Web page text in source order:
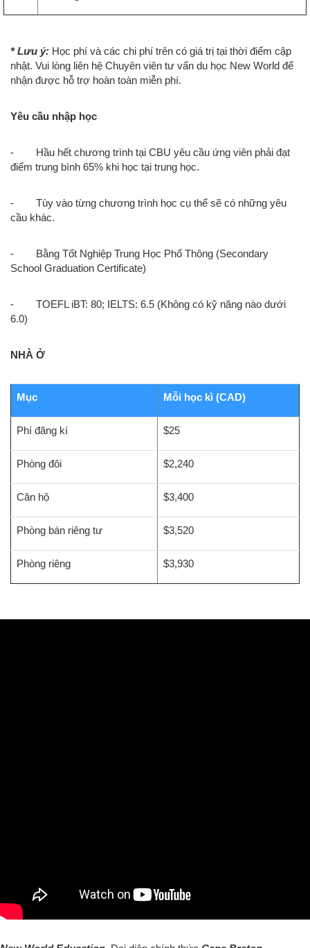
* Lưu ý: Học phí và các chi phí trên có giá trị tại thời điểm cập
nhật. Vui lòng liên hệ Chuyên viên tư vấn du học New World để
nhận được hỗ trợ hoàn toàn miễn phí.
Yêu cầu nhập học
- Hầu hết chương trình tại CBU yêu cầu ứng viên phải đạt
điểm trung bình 65% khi học tại trung học.
- Tùy vào từng chương trình học cụ thể sẽ có những yêu
cầu khác.
- Bằng Tốt Nghiệp Trung Học Phổ Thông (Secondary
School Graduation Certificate)
- TOEFL iBT: 80; IELTS: 6.5 (Không có kỹ năng nào dưới
6.0)
NHÀ Ở
Mục Mỗi học kì (CAD)
Phí đăng kí $25
Phòng đôi $2,240
Căn hộ $3,400
Phòng bán riêng tư $3,520
Phòng riêng $3,930